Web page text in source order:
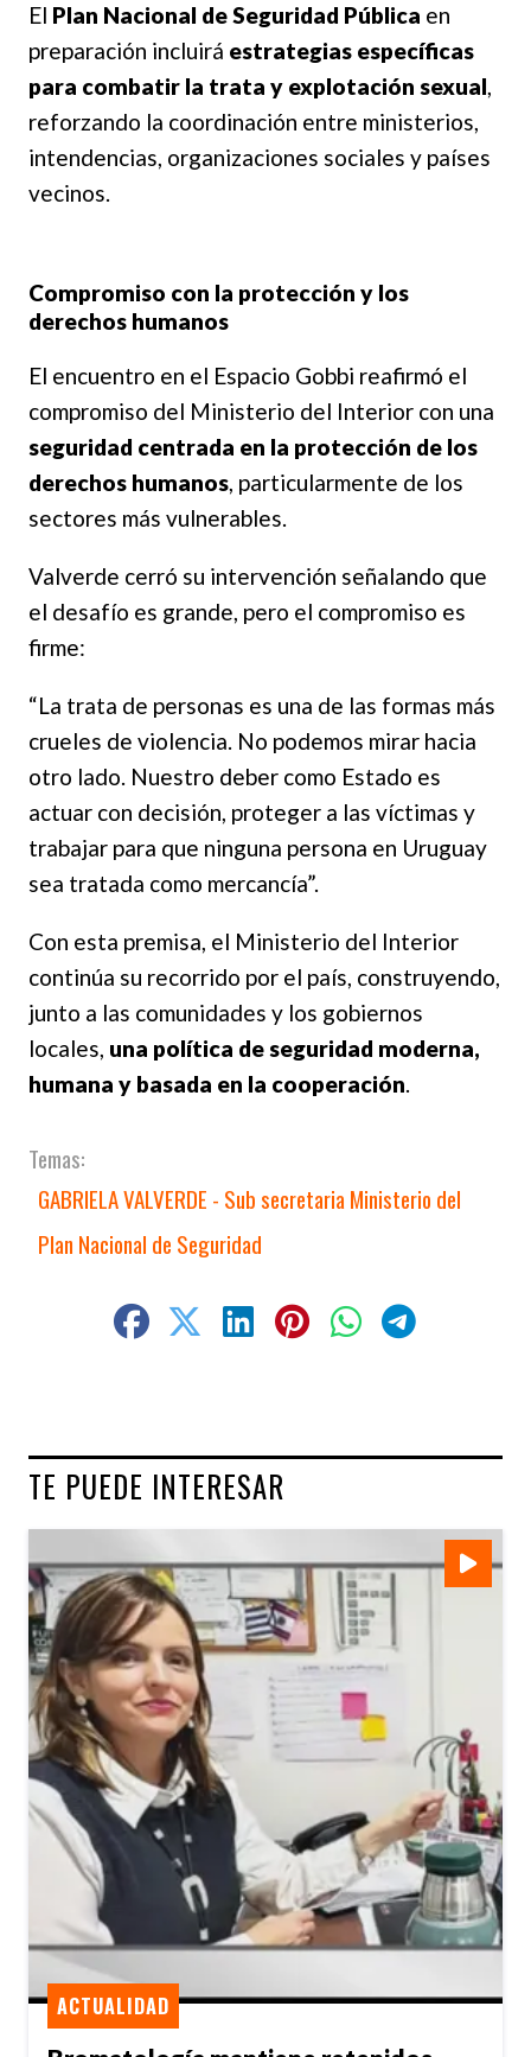
El Plan Nacional de Seguridad Pública en
preparación incluirá estrategias específicas
para combatir la trata y explotación sexual,
reforzando la coordinación entre ministerios,
intendencias, organizaciones sociales y países
vecinos.
Compromiso con la protección y los
derechos humanos
El encuentro en el Espacio Gobbi reafirmó el
compromiso del Ministerio del Interior con una
seguridad centrada en la protección de los
derechos humanos, particularmente de los
sectores más vulnerables.
Valverde cerró su intervención señalando que
el desafío es grande, pero el compromiso es
firme:
“La trata de personas es una de las formas más
crueles de violencia. No podemos mirar hacia
otro lado. Nuestro deber como Estado es
actuar con decisión, proteger a las víctimas y
trabajar para que ninguna persona en Uruguay
sea tratada como mercancía”.
Con esta premisa, el Ministerio del Interior
continúa su recorrido por el país, construyendo,
junto a las comunidades y los gobiernos
locales, una política de seguridad moderna,
humana y basada en la cooperación.
GABRIELA VALVERDE - Sub secretaria Ministerio del
Plan Nacional de Seguridad
TE PUEDE INTERESAR
ACTUALIDAD